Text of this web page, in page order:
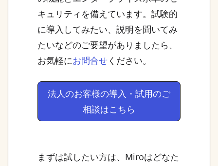
キュリティを備えています。試験的
に導入してみたい、説明を聞いてみ
たいなどのご要望がありましたら、
お気軽にお問合せください。
法人のお客様の導入・試用のご
相談はこちら
まずは試したい方は、Miroはどなた